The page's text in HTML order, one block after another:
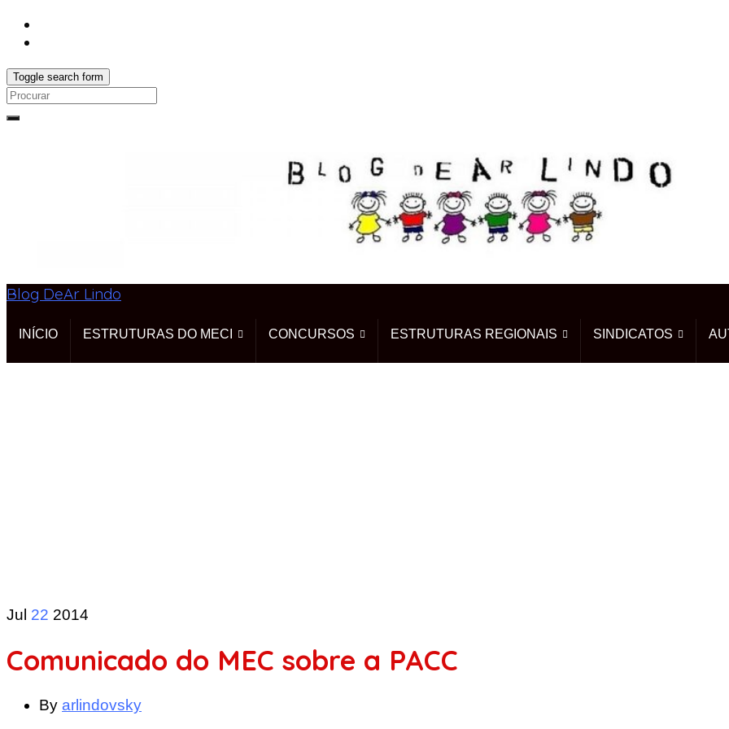
Toggle search form
Search
Blog DeAr Lindo
INÍCIO ESTRUTURAS DO MECI CONCURSOS ESTRUTURAS REGIONAIS SINDICATOS
Jul 22 2014
Comunicado do MEC sobre a PACC
By arlindovsky